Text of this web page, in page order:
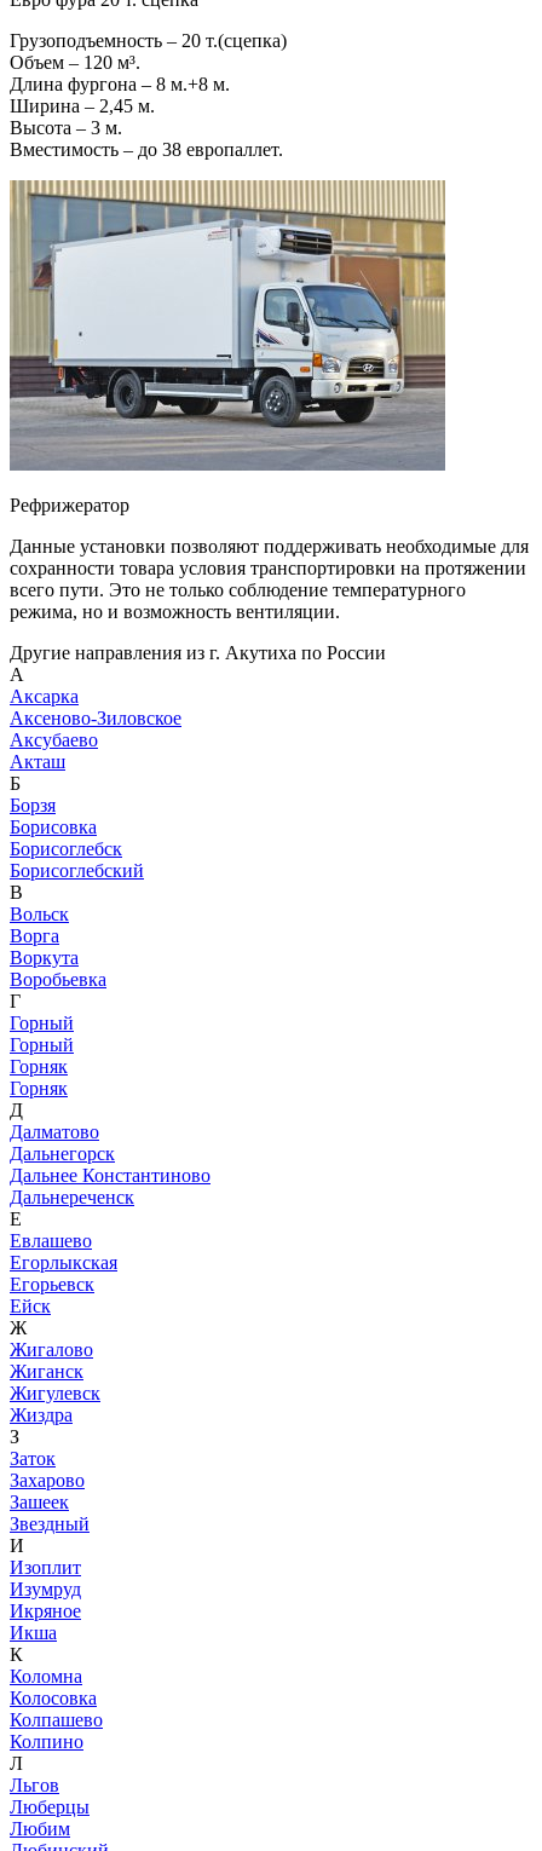
Грузоподъемность – 20 т.(сцепка)
Объем – 120 м³.
Длина фургона – 8 м.+8 м.
Ширина – 2,45 м.
Высота – 3 м.
Вместимость – до 38 европаллет.
Рефрижератор
Данные установки позволяют поддерживать необходимые для
сохранности товара условия транспортировки на протяжении
всего пути. Это не только соблюдение температурного
режима, но и возможность вентиляции.
Другие направления из г. Акутиха по России
А
Аксарка
Аксеново-Зиловское
Аксубаево
Акташ
Б
Борзя
Борисовка
Борисоглебск
Борисоглебский
В
Вольск
Ворга
Воркута
Воробьевка
Г
Горный
Горный
Горняк
Горняк
Д
Далматово
Дальнегорск
Дальнее Константиново
Дальнереченск
Е
Евлашево
Егорлыкская
Егорьевск
Ейск
Ж
Жигалово
Жиганск
Жигулевск
Жиздра
З
Заток
Захарово
Зашеек
Звездный
И
Изоплит
Изумруд
Икряное
Икша
К
Коломна
Колосовка
Колпашево
Колпино
Л
Льгов
Люберцы
Любим